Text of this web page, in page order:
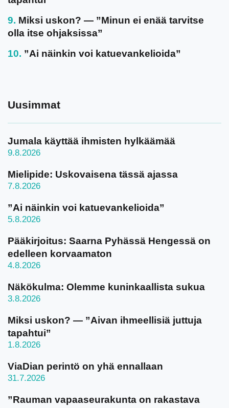
Miksi uskon? — ”Minun ei enää tarvitse
olla itse ohjaksissa”
”Ai näinkin voi katuevankelioida”
Uusimmat
Jumala käyttää ihmisten hylkäämää
9.8.2026
Mielipide: Uskovaisena tässä ajassa
7.8.2026
”Ai näinkin voi katuevankelioida”
5.8.2026
Pääkirjoitus: Saarna Pyhässä Hengessä on
edelleen korvaamaton
4.8.2026
Näkökulma: Olemme kuninkaallista sukua
3.8.2026
Miksi uskon? — ”Aivan ihmeellisiä juttuja
tapahtui”
1.8.2026
ViaDian perintö on yhä ennallaan
31.7.2026
”Rauman vapaaseurakunta on rakastava